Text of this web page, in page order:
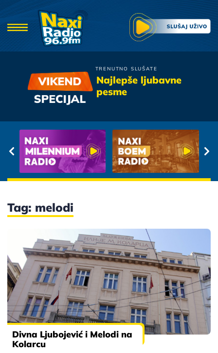
TRENUTNO SLUŠATE
Najlepše ljubavne
pesme
Matija Cvek
Tag: melodi
Divna Ljubojević i Melodi na
Kolarcu